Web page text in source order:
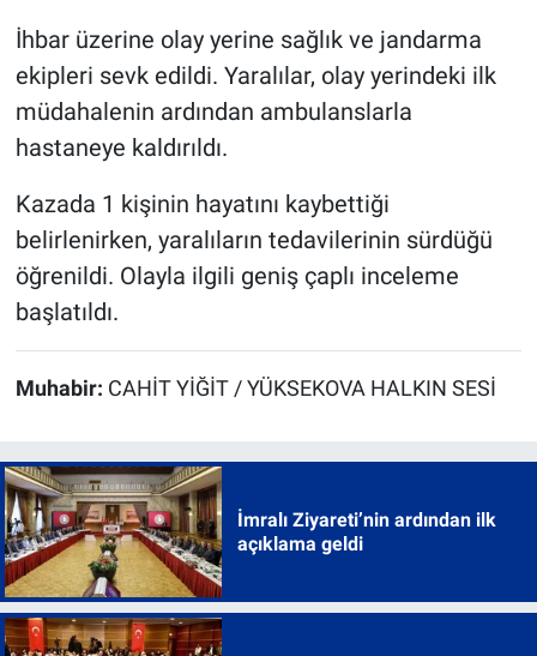
İhbar üzerine olay yerine sağlık ve jandarma
ekipleri sevk edildi. Yaralılar, olay yerindeki ilk
müdahalenin ardından ambulanslarla
hastaneye kaldırıldı.
Kazada 1 kişinin hayatını kaybettiği
belirlenirken, yaralıların tedavilerinin sürdüğü
öğrenildi. Olayla ilgili geniş çaplı inceleme
başlatıldı.
Muhabir: CAHİT YİĞİT / YÜKSEKOVA HALKIN SESİ
İmralı Ziyareti’nin ardından ilk
açıklama geldi